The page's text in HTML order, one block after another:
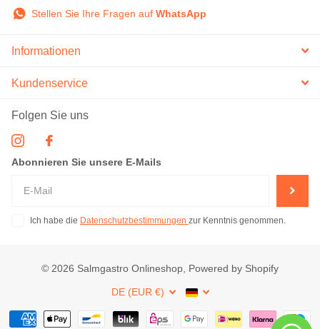
Stellen Sie Ihre Fragen auf WhatsApp
Informationen
Kundenservice
Folgen Sie uns
Abonnieren Sie unsere E-Mails
Ich habe die Datenschutzbestimmungen zur Kenntnis genommen.
© 2026 Salmgastro Onlineshop, Powered by Shopify
DE (EUR €)